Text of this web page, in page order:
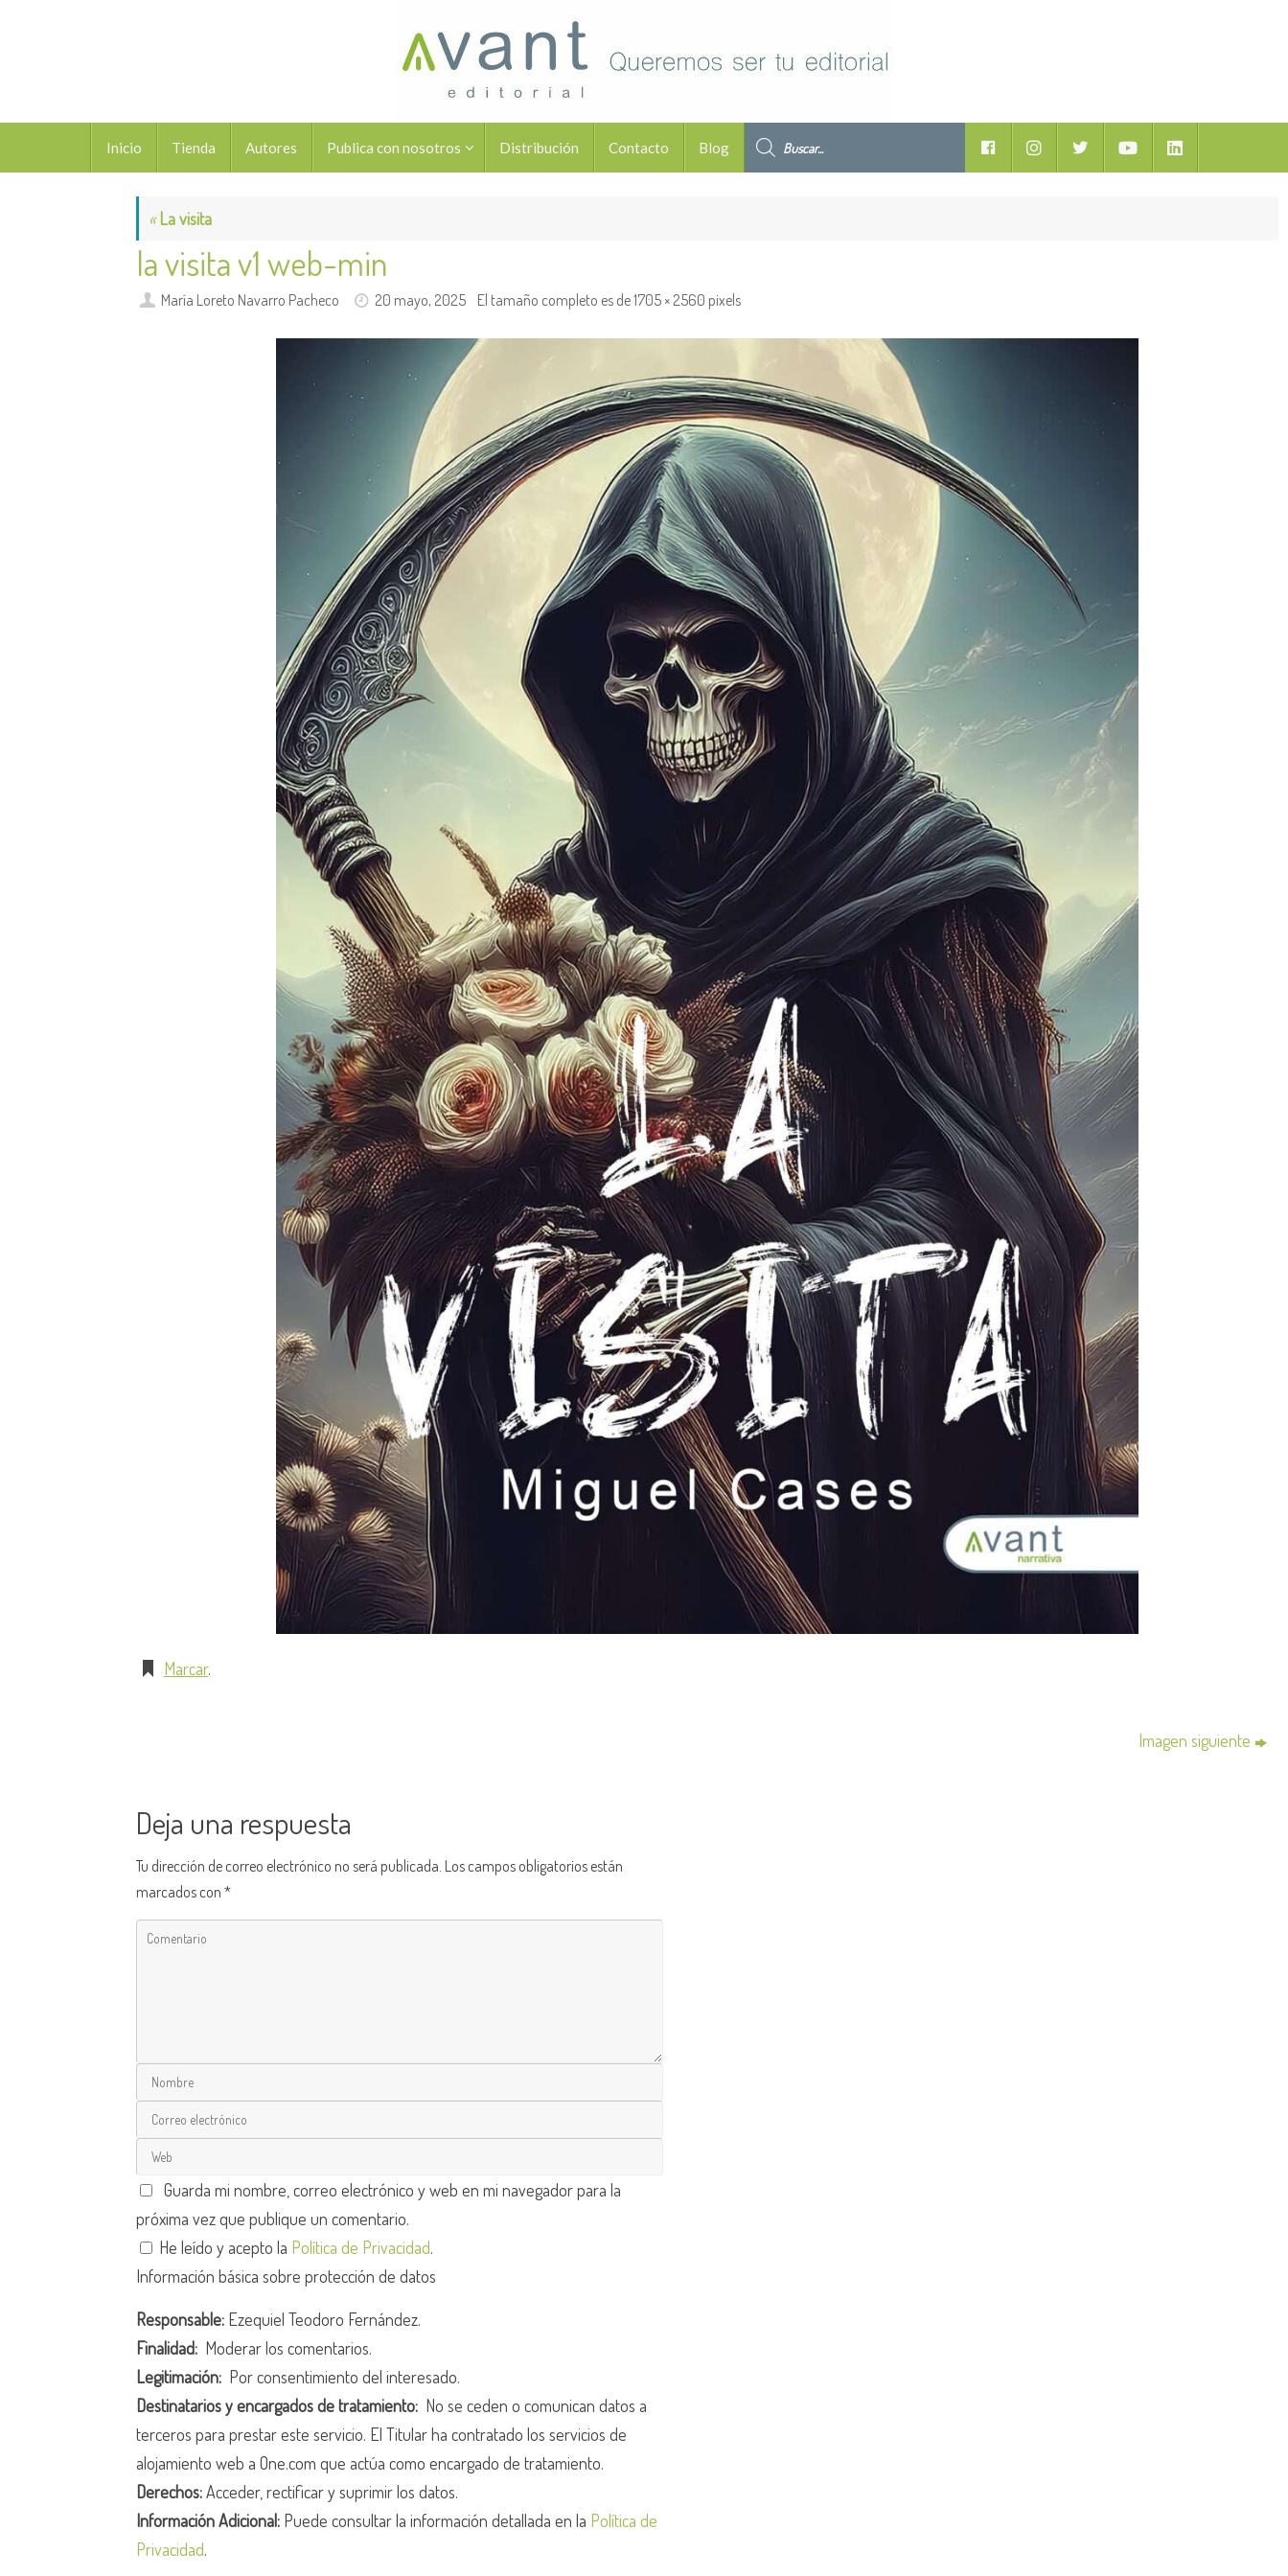
contenido
Inicio Tienda Autores Publica con nosotros Distribución Contacto Blog
Facebook YoutubeLinkedIn
«La visita
la visita v1 web-min
María Loreto Navarro Pacheco 20 mayo, 2025 El tamaño completo es de1705 × 2560 pixels
Marcar.
Imagen siguiente
Deja una respuesta
Tu dirección de correo electrónico no será publicada. Los campos obligatorios están
marcados con*
Guarda mi nombre, correo electrónico y web en mi navegador para la
próxima vez que publique un comentario.
He leído y acepto la Política de Privacidad.
Información básica sobre protección de datos
Responsable: Ezequiel Teodoro Fernández.
Finalidad: Moderar los comentarios.
Legitimación: Por consentimiento del interesado.
Destinatarios y encargados de tratamiento: No se ceden o comunican datos a
terceros para prestar este servicio. El Titular ha contratado los servicios de
alojamiento web a One.com que actúa como encargado de tratamiento.
Derechos:Acceder, rectificar y suprimir los datos.
Información Adicional: Puede consultar la información detallada en la Política de
Privacidad.